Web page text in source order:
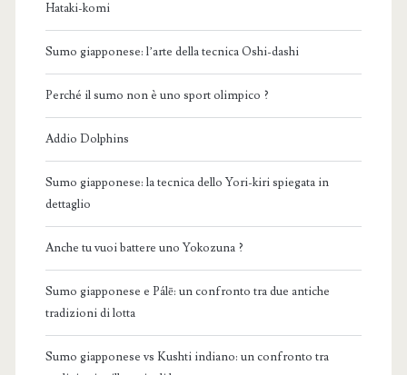
Hataki-komi
Sumo giapponese: l’arte della tecnica Oshi-dashi
Perché il sumo non è uno sport olimpico ?
Addio Dolphins
Sumo giapponese: la tecnica dello Yori-kiri spiegata in
dettaglio
Anche tu vuoi battere uno Yokozuna ?
Sumo giapponese e Pálē: un confronto tra due antiche
tradizioni di lotta
Sumo giapponese vs Kushti indiano: un confronto tra